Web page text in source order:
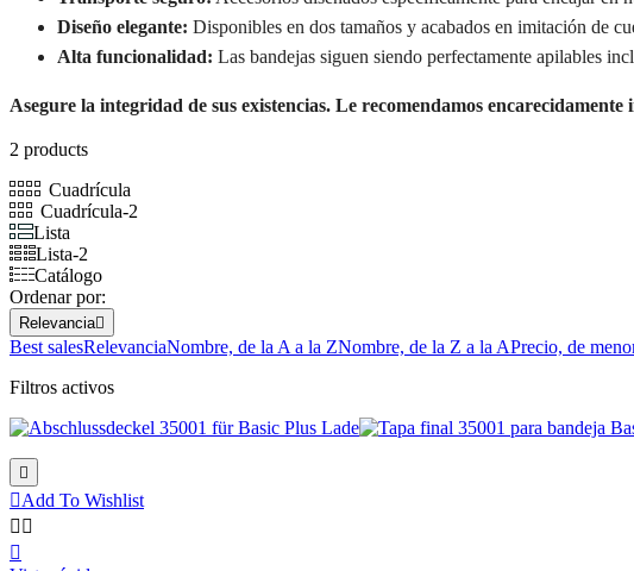
Diseño elegante: Disponibles en dos tamaños y acabados en imitación de
Alta funcionalidad: Las bandejas siguen siendo perfectamente apilables
Asegure la integridad de sus existencias. Le recomendamos
2 products
Cuadrícula
Cuadrícula-2
Lista
Lista-2
Catálogo
Ordenar por:
Relevancia
Best salesRelevanciaNombre, de la A a la ZNombre, de la Z a la APrecio, de
Filtros activos

Add To Wishlist
 
